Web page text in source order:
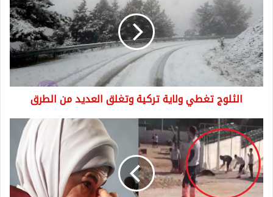
ولاية
تركية
وتغلق
العديد
من
الطرق
الثلوج تغطي ولاية تركية وتغلق العديد من الطرق
ردة
فعل
مثيرة
لزوجة
أردوغان
السيدة